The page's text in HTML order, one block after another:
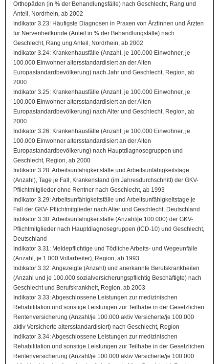
Orthopäden (in % der Behandlungsfälle) nach Geschlecht, Rang und
Anteil, Nordrhein, ab 2002
Indikator 3.23: Häufigste Diagnosen in Praxen von Ärztinnen und Ärzten
für Nervenheilkunde (Anteil in % der Behandlungsfälle) nach
Geschlecht, Rang ung Anteil, Nordrhein, ab 2002
Indikator 3.24: Krankenhausfälle (Anzahl, je 100.000 Einwohner, je
100.000 Einwohner altersstandardisiert an der Alten
Europastandardbevölkerung) nach Jahr und Geschlecht, Region, ab
2000
Indikator 3.25: Krankenhausfälle (Anzahl, je 100.000 Einwohner, je
100.000 Einwohner altersstandardisiert an der Alten
Europastandardbevölkerung) nach Alter und Geschlecht, Region, ab
2000
Indikator 3.26: Krankenhausfälle (Anzahl, je 100.000 Einwohner, je
100.000 Einwohner altersstandardisiert an der Alten
Europastandardbevölkerung) nach Hauptdiagnosegruppen und
Geschlecht, Region, ab 2000
Indikator 3.28: Arbeitsunfähigkeitsfälle und Arbeitsunfähigkeitstage
(Anzahl), Tage je Fall, Krankenstand (im Jahresdurchschnitt) der GKV-
Pflichtmitglieder ohne Rentner nach Geschlecht, ab 1993
Indikator 3.29: Arbeitsunfähigkeitsfälle und Arbeitsunfähigkeitstage je
Fall der GKV- Pflichtmitglieder nach Alter und Geschlecht, Deutschland
Indikator 3.30: Arbeitsunfähigkeitsfälle (Anzahl/je 100.000) der GKV-
Pflichtmitglieder nach Hauptdiagnosegruppen (ICD-10) und Geschlecht,
Deutschland
Indikator 3.31: Meldepflichtige und Tödliche Arbeits- und Wegeunfälle
(Anzahl, je 1.000 Vollarbeiter), Region, ab 1993
Indikator 3.32: Angezeigte (Anzahl) und anerkannte Berufskrankheiten
(Anzahl und je 100.000 sozialversicherungspflichtig Beschäftigte) nach
Geschlecht und Berufskrankheit, Region, ab 2003
Indikator 3.33: Abgeschlossene Leistungen zur medizinischen
Rehabilitation und sonstige Leistungen zur Teilhabe in der Gesetzlichen
Rentenversicherung (Anzahl/je 100.000 aktiv Versicherte/je 100.000
aktiv Versicherte altersstandardisiert) nach Geschlecht, Region
Indikator 3.34: Abgeschlossene Leistungen zur medizinischen
Rehabilitation und sonstige Leistungen zur Teilhabe in der Gesetzlichen
Rentenversicherung (Anzahl/je 100.000 aktiv Versicherte/je 100.000